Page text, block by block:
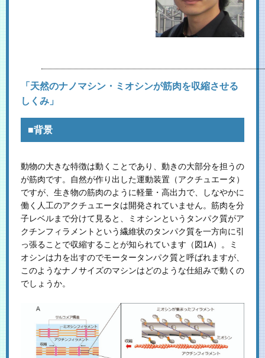
「天然のナノマシン・ミオシンが筋肉を収縮させる
しくみ」
■背景
動物の大きな特徴は動くことであり、動きの大部分を担うの
が筋肉です。自然が作り出した運動装置（アクチュエータ）
ですが、生き物の筋肉のように軽量・高出力で、しなやかに
働く人工のアクチュエータは開発されていません。筋肉を分
子レベルまで分けて見ると、ミオシンというタンパク質がア
クチンフィラメントという繊維状のタンパク質を一方向に引
っ張ることで収縮することが知られています（図1A）。ミ
オシンは力を出すのでモータータンパク質と呼ばれますが、
このようなナノサイズのマシンはどのような仕組みで動くの
でしょうか。